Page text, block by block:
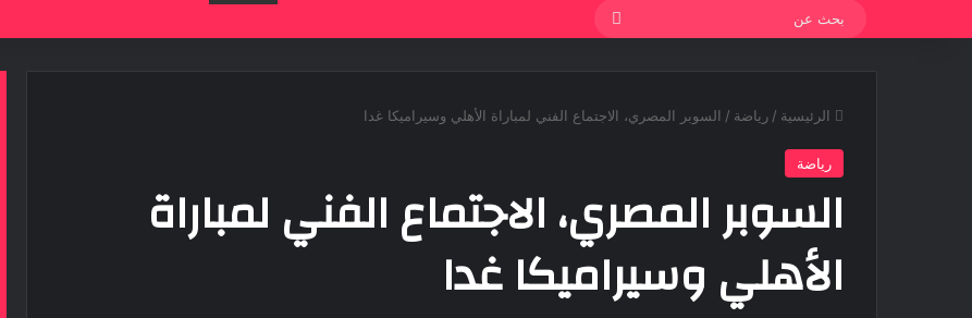
الرئيسية / رياضة / السوبر المصري، الاجتماع الفني لمباراة الأهلي وسيراميكا غدا
رياضة
السوبر المصري، الاجتماع الفني لمباراة
الأهلي وسيراميكا غدا